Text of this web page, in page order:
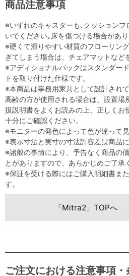
商品注意事項
※いずれのキャスターも､クッション
いでください｡床を傷つける場合があ
※硬くて滑りやすい材質のフローリン
ぎてしまう場合は、チェアマットなど
※アディショナルバックはスタンダー
トを取り付けた仕様です。
※本商品は事務用家具として設計され
高齢の方が使用される場合は、設置場
扱説明書をよくお読みの上、正しくお
十分にご確認ください。
※モニターの発色によって色が違って
※表示寸法と実寸の寸法許容差は商品
※諸般の事情により、予告なく商品の
とがありますので、あらかじめご了承
※保証を受ける際にはご購入明細書ま
す。
「Mitra2」TOPへ
ご注文における注意事項・